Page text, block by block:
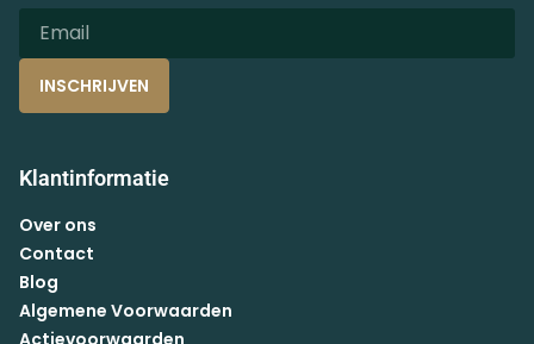
INSCHRIJVEN
Klantinformatie
Over ons
Contact
Blog
Algemene Voorwaarden
Actievoorwaarden